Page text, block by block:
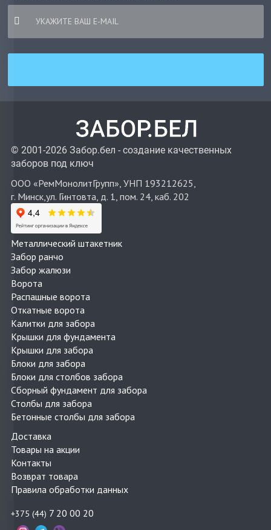
© 2001-2026 Забор.бел - создание качественных
заборов под ключ
ООО «РемМонолитГрупп», УНП 193212625,
г. Минск,ул. Гинтовта, д. 1, пом. 24, каб. 202
Металлический штакетник
Забор ранчо
Забор жалюзи
Ворота
Распашные ворота
Откатные ворота
Калитки для забора
Крышки для фундамента
Крышки для забора
Блоки для забора
Блоки для столбов забора
Сборный фундамент для забора
Столбы для забора
Бетонные столбы для забора
Доставка
Товары на акции
Контакты
Возврат товара
Правила обработки данных
+375 (44) 7 20 00 20